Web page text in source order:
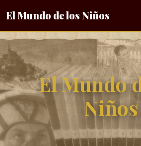
El Mundo de los Niños
El Mundo
Niños